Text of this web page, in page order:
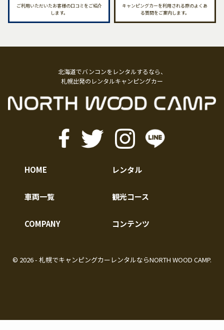
ご利用いただいたお客様の口コミをご紹介
します。
キャンピングカーを利用される際のよくあ
る質問をご案内します。
北海道でバンコンをレンタルするなら、
札幌出発のレンタルキャンピングカー
HOME
車両一覧
レンタル
観光コース
COMPANY コンテンツ
©︎ 2026 - 札幌でキャンピングカーレンタルならNORTH WOOD CAMP.